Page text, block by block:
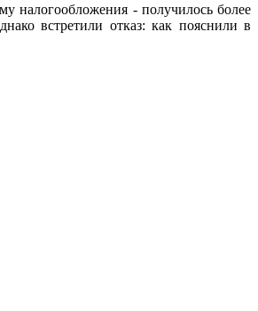
налогообложения - получилось более
встретили отказ: как пояснили в